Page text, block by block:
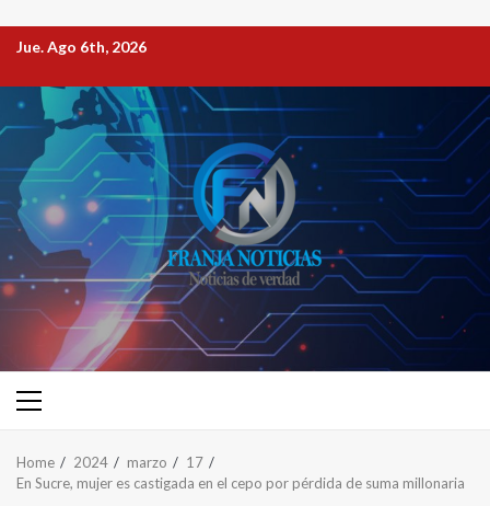
Jue. Ago 6th, 2026
Home 2024 marzo
17
En Sucre, mujer es castigada en el cepo por pérdida de suma millonaria